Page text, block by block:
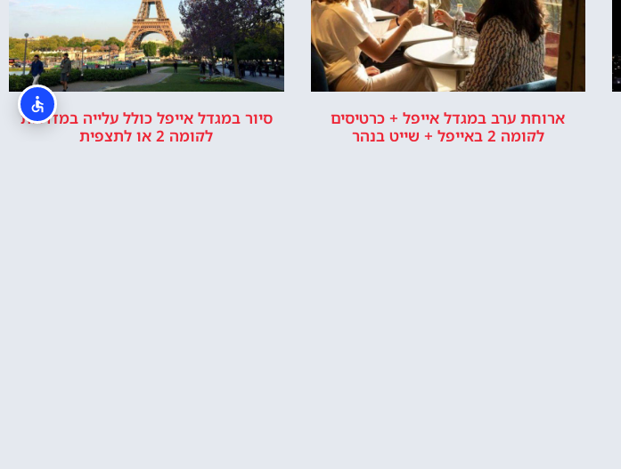
ארוחת ערב במגדל אייפל + כרטיסים
לקומה 2 באייפל + שייט בנהר
סיור במגדל אייפל כולל עלייה במדרגות
לקומה 2 או לתצפית